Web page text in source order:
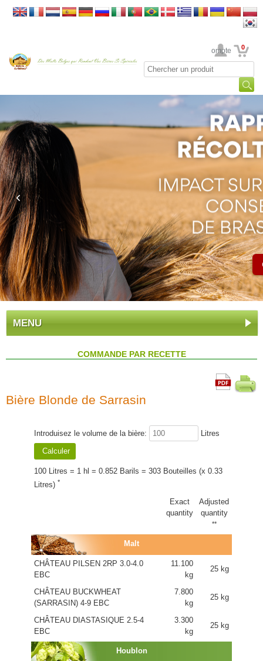
Votre Compte 0
MENU
COMMANDE PAR RECETTE
Bière Blonde de Sarrasin
Introduisez le volume de la bière: Litres
100 Litres = 1 hl = 0.852 Barils = 303 Bouteilles (x 0.33
Litres) *
Exact
quantity
Adjusted
quantity
**
Malt
CHÂTEAU PILSEN 2RP 3.0-4.0
EBC
11.100
kg
25 kg
CHÂTEAU BUCKWHEAT
(SARRASIN) 4-9 EBC
7.800
kg
25 kg
CHÂTEAU DIASTASIQUE 2.5-4
EBC
3.300
kg
25 kg
Houblon